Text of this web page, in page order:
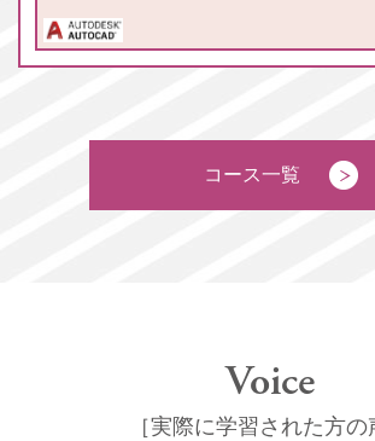
コース一覧
Voice
［実際に学習された方の